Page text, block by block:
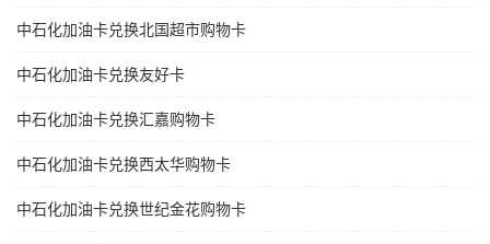
中石化加油卡兑换北国超市购物卡
中石化加油卡兑换友好卡
中石化加油卡兑换汇嘉购物卡
中石化加油卡兑换西太华购物卡
中石化加油卡兑换世纪金花购物卡